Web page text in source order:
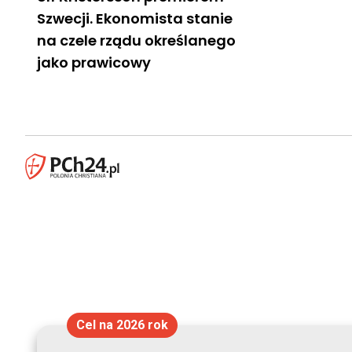
Szwecji. Ekonomista stanie
na czele rządu określanego
jako prawicowy
Cel na 2026 rok